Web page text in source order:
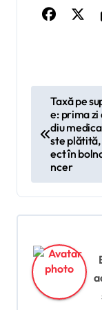
g
a
e
î
Taxă pe
e: prima zi
diu
ste
ect în
ncer